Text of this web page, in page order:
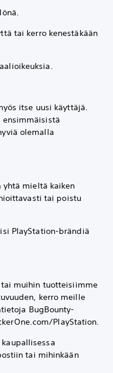
tai kerro kenestäkään
itse uusi käyttäjä.
ensimmäisistä
olemalla
mieltä kaiken
tai poistu
PlayStation-brändiä
tai muihin tuotteisiimme
kerro meille
BugBounty-
PlayStation.
tai mihinkään